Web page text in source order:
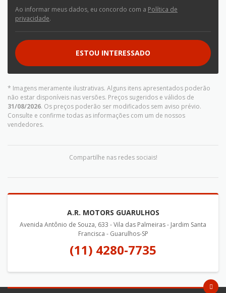
Ao informar meus dados, eu concordo com a Política de
privacidade.
ESTOU INTERESSADO
* Imagens meramente ilustrativas. Alguns itens apresentados poderão
não estar disponíveis nas versões. Preços sugeridos e válidos de
31/08/2026. Os preços poderão ser modificados sem aviso prévio.
Consulte e confirme todas as informações com um de nossos
vendedores.
Compartilhe nas redes sociais!
A.R. MOTORS GUARULHOS
Avenida Antônio de Souza, 633 - Vila das Palmeiras - Jardim Santa
Francisca - Guarulhos-SP
(11) 4280-7735